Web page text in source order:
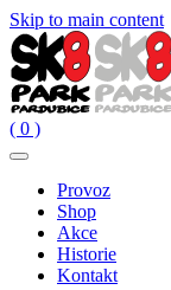
Skip to main content
( 0 )
Provoz
Shop
Akce
Historie
Kontakt